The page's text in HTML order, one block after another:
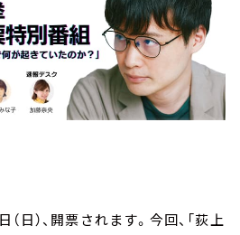
日）、開票されます。今回、「荻上